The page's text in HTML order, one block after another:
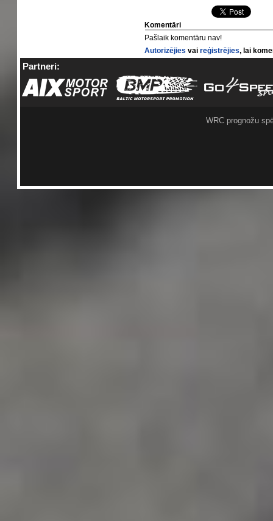
Komentāri
Pašlaik komentāru nav!
Autorizējies vaireģistrējies, lai
Partneri:
WRC prognožu